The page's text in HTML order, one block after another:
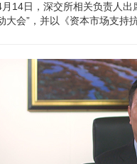
月14日，深交所相关负责人出
大会”，并以《资本市场支持